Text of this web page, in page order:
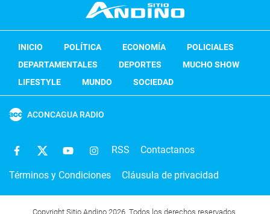
INICIO POLÍTICA ECONOMÍA
POLICIALES
DEPARTAMENTALES
DEPORTES
MUCHO SHOW
LIFESTYLE
MUNDO SOCIEDAD
ACONCAGUA RADIO
RSS Contactanos
Términos y Condiciones Cláusula de privacidad
Copyright Sitio Andino 2026. Todos los derechos reservados.